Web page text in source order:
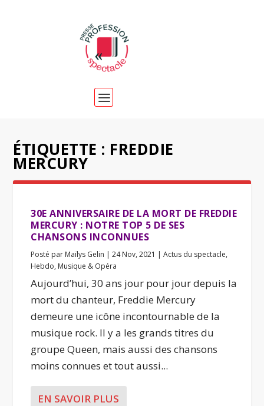
ÉTIQUETTE : FREDDIE
MERCURY
30E ANNIVERSAIRE DE LA MORT DE FREDDIE
MERCURY : NOTRE TOP 5 DE SES
CHANSONS INCONNUES
Posté par Maïlys Gelin |24 Nov, 2021 |Actus du spectacle,
Hebdo, Musique & Opéra
Aujourd’hui, 30 ans jour pour jour depuis la
mort du chanteur, Freddie Mercury
demeure une icône incontournable de la
musique rock. Il y a les grands titres du
groupe Queen, mais aussi des chansons
moins connues et tout aussi...
EN SAVOIR PLUS